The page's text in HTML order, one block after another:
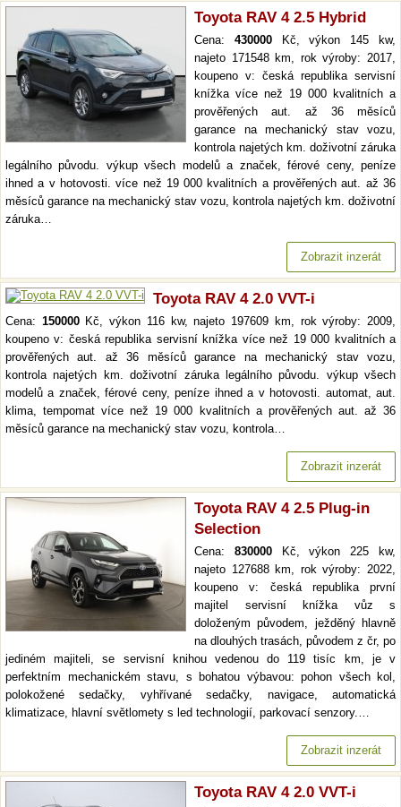
Toyota RAV 4 2.5 Hybrid
Cena: 430000Kč, výkon 145 kw,
najeto 171548 km, rok výroby: 2017,
koupeno v: česká republika servisní
knížka více než 19 000 kvalitních a
prověřených aut. až 36 měsíců
garance na mechanický stav vozu,
kontrola najetých km. doživotní záruka
legálního původu. výkup všech modelů a značek, férové ceny, peníze
ihned a v hotovosti. více než 19 000 kvalitních a prověřených aut. až 36
měsíců garance na mechanický stav vozu, kontrola najetých km. doživotní
záruka…
Zobrazit inzerát
Toyota RAV 4 2.0 VVT-i
Cena: 150000Kč, výkon 116 kw, najeto 197609 km, rok výroby: 2009,
koupeno v: česká republika servisní knížka více než 19 000 kvalitních a
prověřených aut. až 36 měsíců garance na mechanický stav vozu,
kontrola najetých km. doživotní záruka legálního původu. výkup všech
modelů a značek, férové ceny, peníze ihned a v hotovosti. automat, aut.
klima, tempomat více než 19 000 kvalitních a prověřených aut. až 36
měsíců garance na mechanický stav vozu, kontrola…
Zobrazit inzerát
Toyota RAV 4 2.5 Plug-in
Selection
Cena: 830000Kč, výkon 225 kw,
najeto 127688 km, rok výroby: 2022,
koupeno v: česká republika první
majitel servisní knížka vůz s
doloženým původem, ježděný hlavně
na dlouhých trasách, původem z čr, po
jediném majiteli, se servisní knihou vedenou do 119 tisíc km, je v
perfektním mechanickém stavu, s bohatou výbavou: pohon všech kol,
polokožené sedačky, vyhřívané sedačky, navigace, automatická
klimatizace, hlavní světlomety s led technologií, parkovací senzory.…
Zobrazit inzerát
Toyota RAV 4 2.0 VVT-i